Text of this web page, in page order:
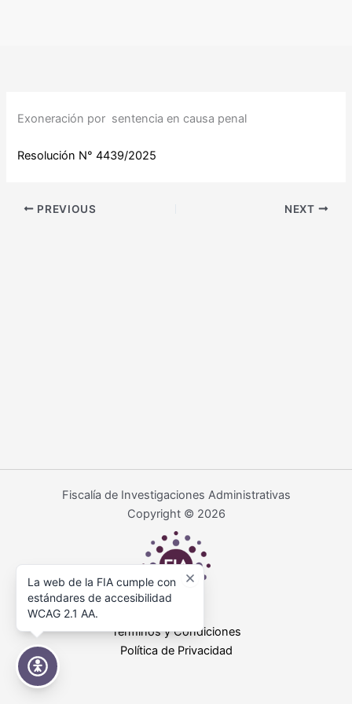
Exoneración por sentencia en causa penal
Resolución N° 4439/2025
PREVIOUS NEXT
Fiscalía de Investigaciones Administrativas
Copyright © 2026
Términos y Condiciones
Política de Privacidad
Accesibilidad
La web de la FIA cumple con
estándares de accesibilidad
WCAG 2.1 AA.